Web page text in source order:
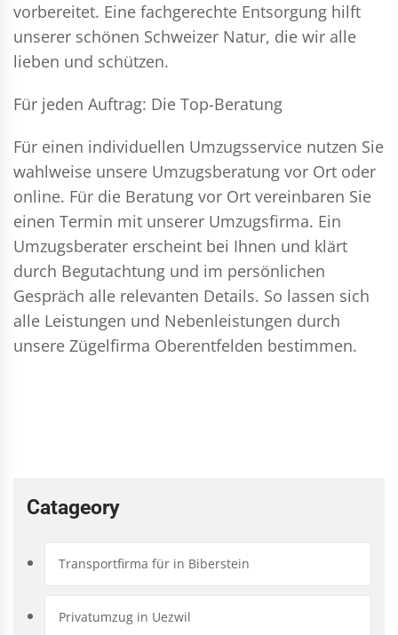
vorbereitet. Eine fachgerechte Entsorgung hilft
unserer schönen Schweizer Natur, die wir alle
lieben und schützen.
Für jeden Auftrag: Die Top-Beratung
Für einen individuellen Umzugsservice nutzen Sie
wahlweise unsere Umzugsberatung vor Ort oder
online. Für die Beratung vor Ort vereinbaren Sie
einen Termin mit unserer Umzugsfirma. Ein
Umzugsberater erscheint bei Ihnen und klärt
durch Begutachtung und im persönlichen
Gespräch alle relevanten Details. So lassen sich
alle Leistungen und Nebenleistungen durch
unsere Zügelfirma Oberentfelden bestimmen.
Catageory
Transportfirma für in Biberstein
Privatumzug in Uezwil